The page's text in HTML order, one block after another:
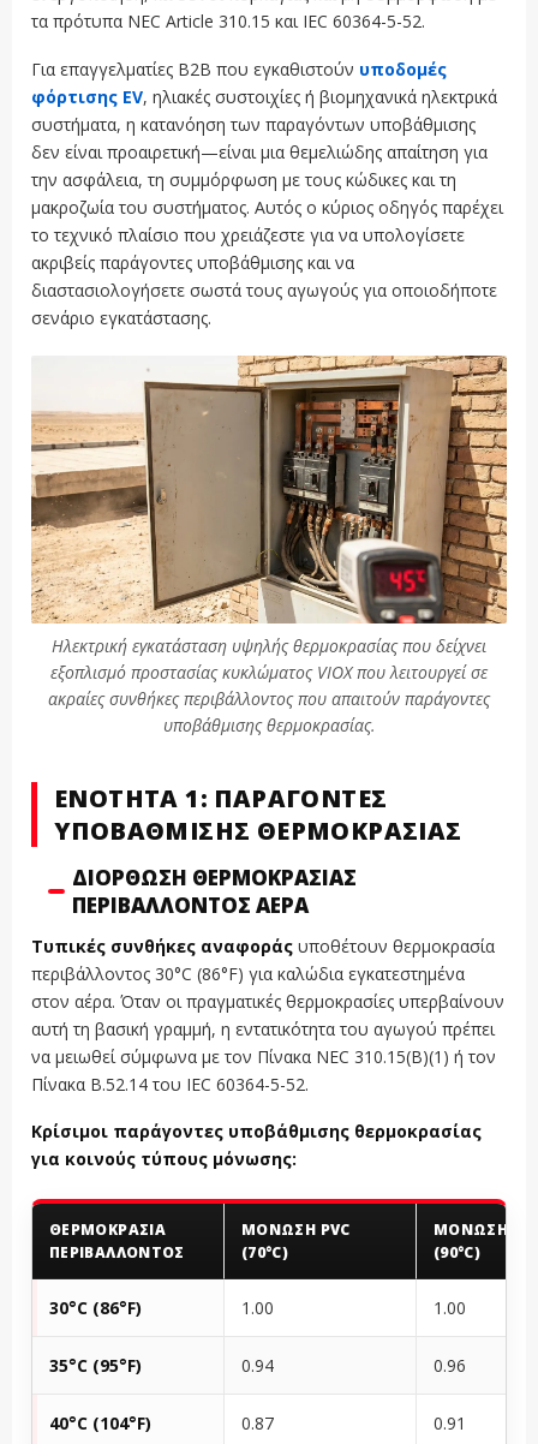
τα πρότυπα NEC Article 310.15 και IEC 60364-5-52.
Για επαγγελματίες B2B που εγκαθιστούν υποδομές
φόρτισης EV, ηλιακές συστοιχίες ή βιομηχανικά ηλεκτρικά
συστήματα, η κατανόηση των παραγόντων υποβάθμισης
δεν είναι προαιρετική—είναι μια θεμελιώδης απαίτηση για
την ασφάλεια, τη συμμόρφωση με τους κώδικες και τη
μακροζωία του συστήματος. Αυτός ο κύριος οδηγός παρέχει
το τεχνικό πλαίσιο που χρειάζεστε για να υπολογίσετε
ακριβείς παράγοντες υποβάθμισης και να
διαστασιολογήσετε σωστά τους αγωγούς για οποιοδήποτε
σενάριο εγκατάστασης.
Ηλεκτρική εγκατάσταση υψηλής θερμοκρασίας που δείχνει
εξοπλισμό προστασίας κυκλώματος VIOX που λειτουργεί σε
ακραίες συνθήκες περιβάλλοντος που απαιτούν παράγοντες
υποβάθμισης θερμοκρασίας.
ΕΝΌΤΗΤΑ 1: ΠΑΡΆΓΟΝΤΕΣ
ΥΠΟΒΆΘΜΙΣΗΣ ΘΕΡΜΟΚΡΑΣΊΑΣ
ΔΙΌΡΘΩΣΗ ΘΕΡΜΟΚΡΑΣΊΑΣ
ΠΕΡΙΒΆΛΛΟΝΤΟΣ ΑΈΡΑ
Τυπικές συνθήκες αναφοράς υποθέτουν θερμοκρασία
περιβάλλοντος 30°C (86°F) για καλώδια εγκατεστημένα
στον αέρα. Όταν οι πραγματικές θερμοκρασίες υπερβαίνουν
αυτή τη βασική γραμμή, η εντατικότητα του αγωγού πρέπει
να μειωθεί σύμφωνα με τον Πίνακα NEC 310.15(B)(1) ή τον
Πίνακα B.52.14 του IEC 60364-5-52.
Κρίσιμοι παράγοντες υποβάθμισης θερμοκρασίας
για κοινούς τύπους μόνωσης:
ΘΕΡΜΟΚΡΑΣΊΑ
ΠΕΡΙΒΆΛΛΟΝΤΟΣ
ΜΌΝΩΣΗ PVC
(70°C)
ΜΌΝΩΣΗ
(90°C)
30°C (86°F) 1.00 1.00
35°C (95°F) 0.94 0.96
40°C (104°F) 0.87 0.91